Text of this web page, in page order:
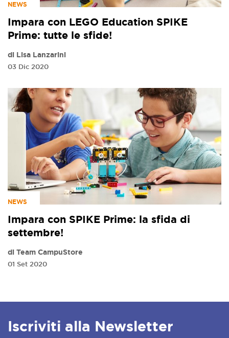
NEWS
Impara con LEGO Education SPIKE
Prime: tutte le sfide!
di Lisa Lanzarini
03 Dic 2020
NEWS
Impara con SPIKE Prime: la sfida di
settembre!
di Team CampuStore
01 Set 2020
Iscriviti alla Newsletter